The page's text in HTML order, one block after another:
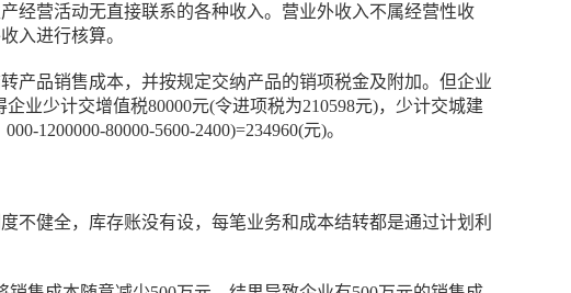
经营活动无直接联系的各种收入。营业外收入不属经营性收
入进行核算。
产品销售成本，并按规定交纳产品的销项税金及附加。但企业
业少计交增值税80000元(令进项税为210598元)，少计交城建
1200000-80000-5600-2400)=234960(元)。
不健全，库存账没有设，每笔业务和成本结转都是通过计划利